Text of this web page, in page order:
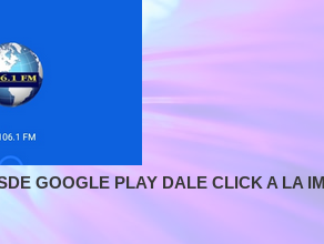
GOOGLE PLAY DALE CLICK A LA